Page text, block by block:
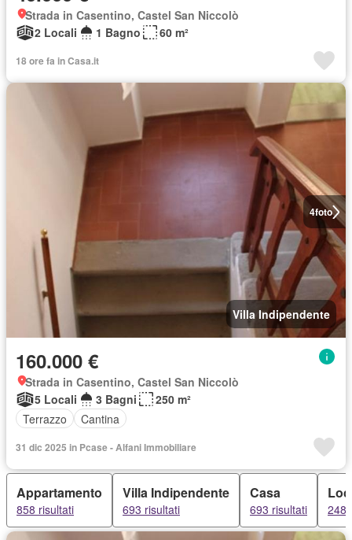
Strada in Casentino, Castel San Niccolò
2 Locali
1 Bagno 60 m²
18 ore fa in Casa.it
4foto
Villa Indipendente
160.000 €
Strada in Casentino, Castel San Niccolò
5 Locali
3 Bagni
250 m²
Terrazzo
Cantina
31 dic 2025 in Pcase - Alfani Immobiliare
Appartamento
858 risultati
Villa Indipendente
693 risultati
Casa
693 risultati 248